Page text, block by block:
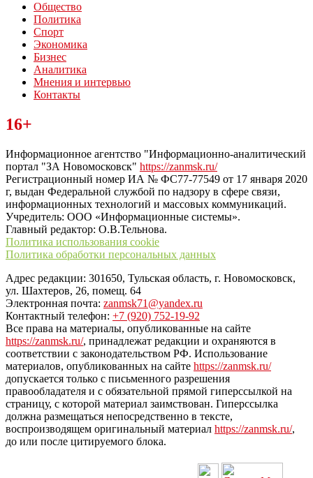
Общество
Политика
Спорт
Экономика
Бизнес
Аналитика
Мнения и интервью
Контакты
Читайте последние новости дня в Тульской области на сайте
“ЗаНовомосковск”
16+
Информационное агентство "Информационно-аналитический
портал "ЗА Новомосковск" https://zanmsk.ru/
Регистрационный номер ИА № ФС77-77549 от 17 января 2020
г, выдан Федеральной службой по надзору в сфере связи,
информационных технологий и массовых коммуникаций.
Учредитель: ООО «Информационные системы».
Главный редактор: О.В.Тельнова.
Политика использования cookie
Политика обработки персональных данных
Адрес редакции: 301650, Тульская область, г. Новомосковск,
ул. Шахтеров, 26, помещ. 64
Электронная почта: zanmsk71@yandex.ru
Контактный телефон: +7 (920) 752-19-92
Все права на материалы, опубликованные на сайте
https://zanmsk.ru/, принадлежат редакции и охраняются в
соответствии с законодательством РФ. Использование
материалов, опубликованных на сайте https://zanmsk.ru/
допускается только с письменного разрешения
правообладателя и с обязательной прямой гиперссылкой на
страницу, с которой материал заимствован. Гиперссылка
должна размещаться непосредственно в тексте,
воспроизводящем оригинальный материал https://zanmsk.ru/,
до или после цитируемого блока.